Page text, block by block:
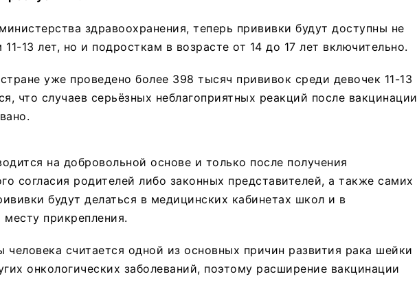
здравоохранения, теперь прививки будут доступны не
13 лет, но и подросткам в возрасте от 14 до 17 лет включительно.
уже проведено более 398 тысяч прививок среди девочек 11-13
что случаев серьёзных неблагоприятных реакций после вакцинации
на добровольной основе и только после получения
согласия родителей либо законных представителей, а также самих
будут делаться в медицинских кабинетах школ и в
месту прикрепления.
человека считается одной из основных причин развития рака шейки
онкологических заболеваний, поэтому расширение вакцинации